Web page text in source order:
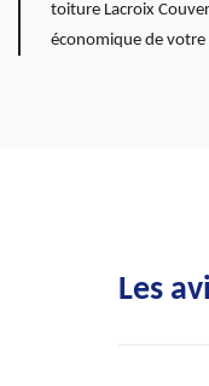
toiture Lacroix
économique de
Les